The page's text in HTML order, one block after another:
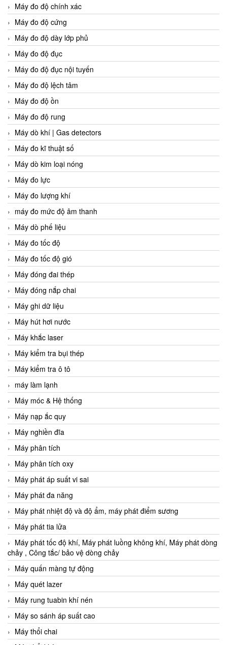
Máy đo độ chính xác
Máy đo độ cứng
Máy đo độ dày lớp phủ
Máy đo độ đục
Máy đo độ đục nội tuyến
Máy đo độ lệch tâm
Máy đo độ ồn
Máy đo độ rung
Máy dò khí | Gas detectors
Máy đo kĩ thuật số
Máy dò kim loại nóng
Máy đo lực
Máy đo lượng khí
máy đo mức độ âm thanh
Máy dò phế liệu
Máy đo tốc độ
Máy đo tốc độ gió
Máy đóng đai thép
Máy đóng nắp chai
Máy ghi dữ liệu
Máy hút hơi nước
Máy khắc laser
Máy kiểm tra bụi thép
Máy kiểm tra ô tô
máy làm lạnh
Máy móc & Hệ thống
Máy nạp ắc quy
Máy nghiền đĩa
Máy phân tích
Máy phân tích oxy
Máy phát áp suất vi sai
Máy phát đa năng
Máy phát nhiệt độ và độ ẩm, máy phát điểm sương
Máy phát tia lửa
Máy phát tốc độ khí, Máy phát luồng không khí, Máy phát dòng
chảy , Công tắc/ bảo vệ dòng chảy
Máy quấn màng tự động
Máy quét lazer
Máy rung tuabin khí nén
Máy so sánh áp suất cao
Máy thổi chai